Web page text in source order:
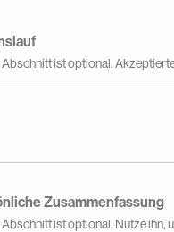
Abschnitt ist optional.
Zusammenfassung
ist optional. Nutze ihn,